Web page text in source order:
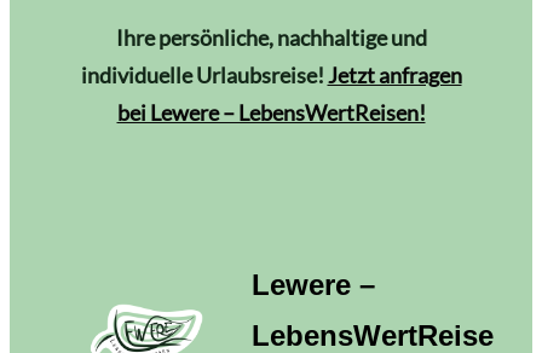
Ihre persönliche, nachhaltige und
individuelle Urlaubsreise!Jetzt anfragen
bei Lewere – LebensWertReisen!
Lewere –
LebensWertReise